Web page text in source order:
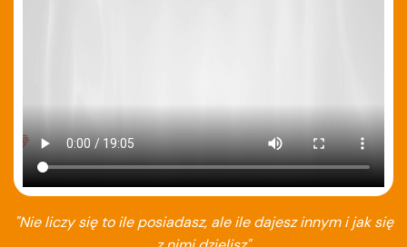
"Nie liczy się to ile posiadasz, ale ile dajesz innym i jak się